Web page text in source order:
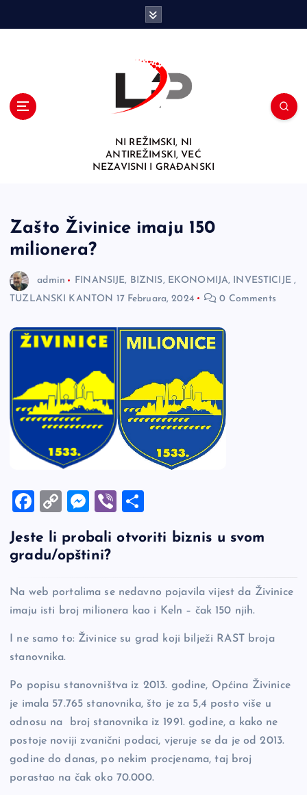
NI REŽIMSKI, NI
ANTIREŽIMSKI, VEĆ
NEZAVISNI I GRAĐANSKI
Zašto Živinice imaju 150
milionera?
admin FINANSIJE, BIZNIS, EKONOMIJA, INVESTICIJE,
TUZLANSKI KANTON 17 Februara, 2024 0 Comments
F
c
e
b
o
o
k
C
p
y
Li
n
k
M
se
n
g
er
Vi
er ar
Jeste li probali otvoriti biznis u svom
gradu/opštini?
Na web portalima se nedavno pojavila vijest da Živinice
imaju isti broj milionera kao i Keln – čak 150 njih.
I ne samo to: Živinice su grad koji bilježi RAST broja
stanovnika.
Po popisu stanovništva iz 2013. godine, Općina Živinice
je imala 57.765 stanovnika, što je za 5,4 posto više u
odnosu na broj stanovnika iz 1991. godine, a kako ne
postoje noviji zvanični podaci, vjeruje se da je od 2013.
godine do danas, po nekim procjenama, taj broj
porastao na čak oko 70.000.